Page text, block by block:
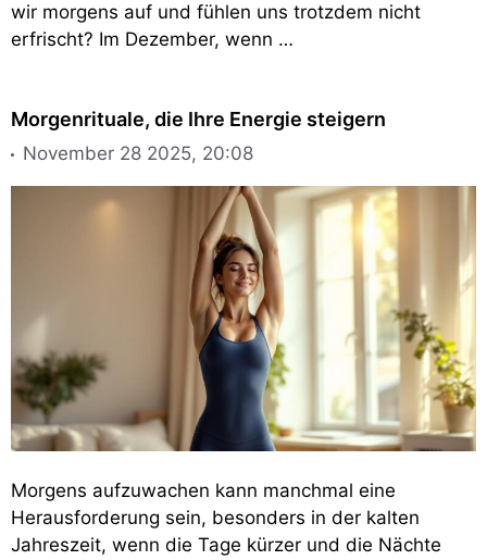
wir morgens auf und fühlen uns trotzdem nicht
erfrischt? Im Dezember, wenn …
Morgenrituale, die Ihre Energie steigern
November 28 2025, 20:08
Morgens aufzuwachen kann manchmal eine
Herausforderung sein, besonders in der kalten
Jahreszeit, wenn die Tage kürzer und die Nächte